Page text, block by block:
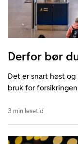
Derfor bør
Det er snart høst
bruk for
3 min lesetid